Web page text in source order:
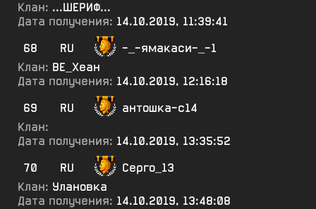
Клан: ...ШЕРИФ...
Дата получения: 14.10.2019, 11:39:41
68
RU
-_-ямакаси-_-1
Клан: ВЕ_Хеан
Дата получения: 14.10.2019, 12:16:18
69
RU
антошка-с14
Клан:
Дата получения: 14.10.2019, 13:35:52
70
RU
Серго_13
Клан: Улановка
Дата получения: 14.10.2019, 13:48:08